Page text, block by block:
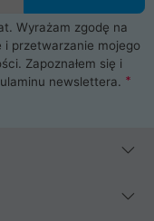
Wyrażam zgodę na
i przetwarzanie mojego
Zapoznałem się i
newslettera.